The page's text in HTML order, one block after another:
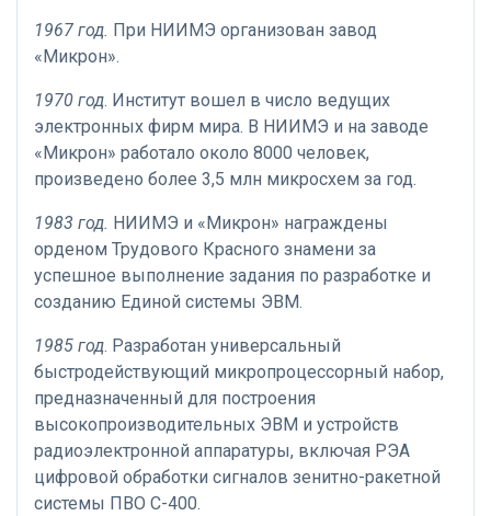
1967 год. При НИИМЭ организован завод
«Микрон».
1970 год. Институт вошел в число ведущих
электронных фирм мира. В НИИМЭ и на заводе
«Микрон» работало около 8000 человек,
произведено более 3,5 млн микросхем за год.
1983 год. НИИМЭ и «Микрон» награждены
орденом Трудового Красного знамени за
успешное выполнение задания по разработке и
созданию Единой системы ЭВМ.
1985 год. Разработан универсальный
быстродействующий микропроцессорный набор,
предназначенный для построения
высокопроизводительных ЭВМ и устройств
радиоэлектронной аппаратуры, включая РЭА
цифровой обработки сигналов зенитно-ракетной
системы ПВО С-400.